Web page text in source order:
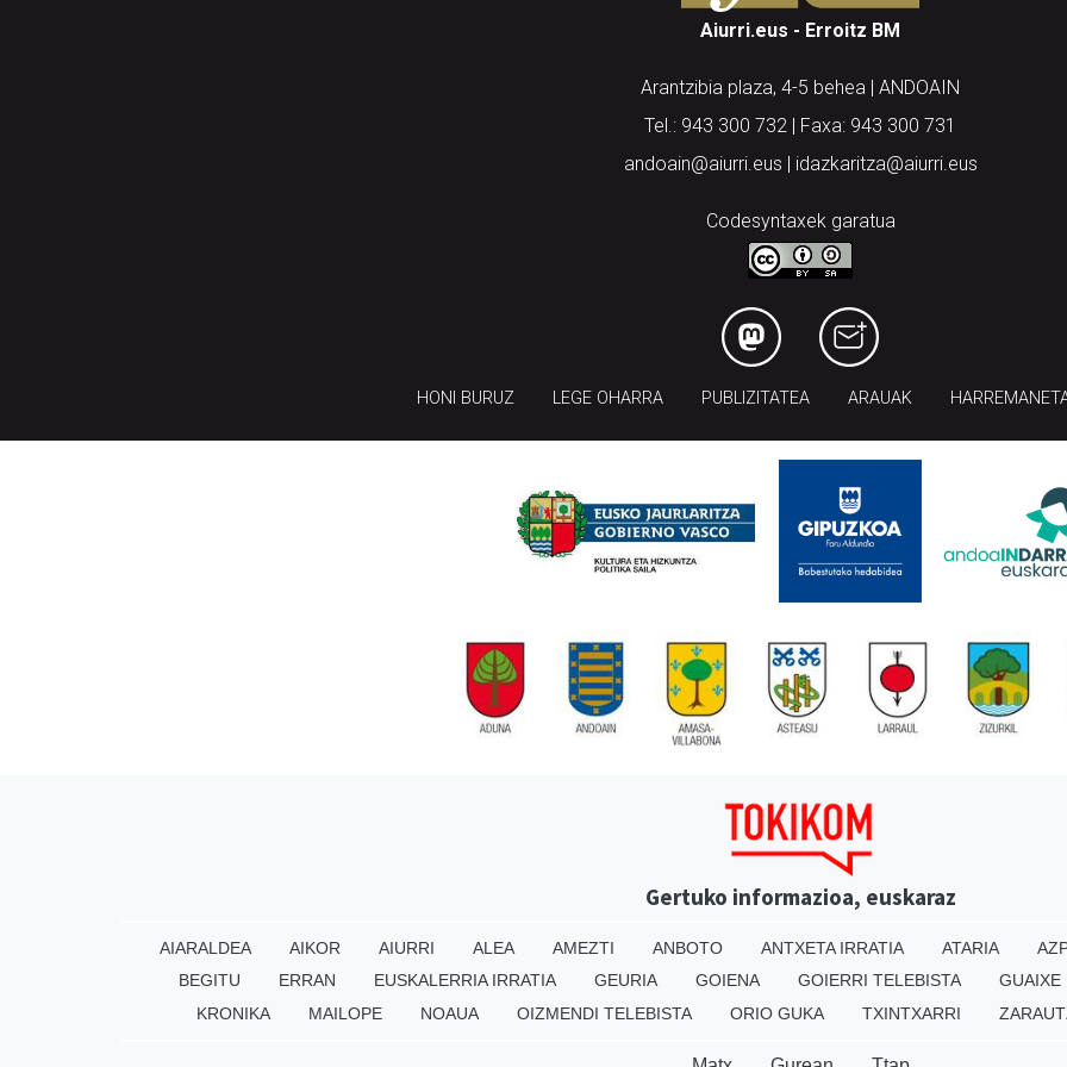
Aiurri.eus - Erroitz BM
Arantzibia plaza, 4-5 behea | ANDOAIN
Tel.: 943 300 732 | Faxa: 943 300 731
andoain@aiurri.eus | idazkaritza@aiurri.eus
Codesyntaxek garatua
HONI BURUZ LEGE OHARRA PUBLIZITATEA ARAUAK
Gertuko informazioa, euskaraz
AIARALDEA AIKOR AIURRI ALEA AMEZTI ANBOTO ANTXETA IRRATIA ATARIA
BEGITU
ERRAN EUSKALERRIA IRRATIA GEURIA GOIENA GOIERRI TELEBISTA GUAIXE
KRONIKA
MAILOPE NOAUA OIZMENDI TELEBISTA ORIO GUKA TXINTXARRI